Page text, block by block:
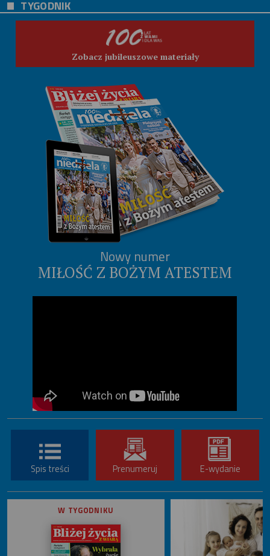
TYGODNIK
Zobacz jubileuszowe materiały
Nowy numer
MIŁOŚĆ Z BOŻYM ATESTEM
Spis treści Prenumeruj E-wydanie
W TYGODNIKU